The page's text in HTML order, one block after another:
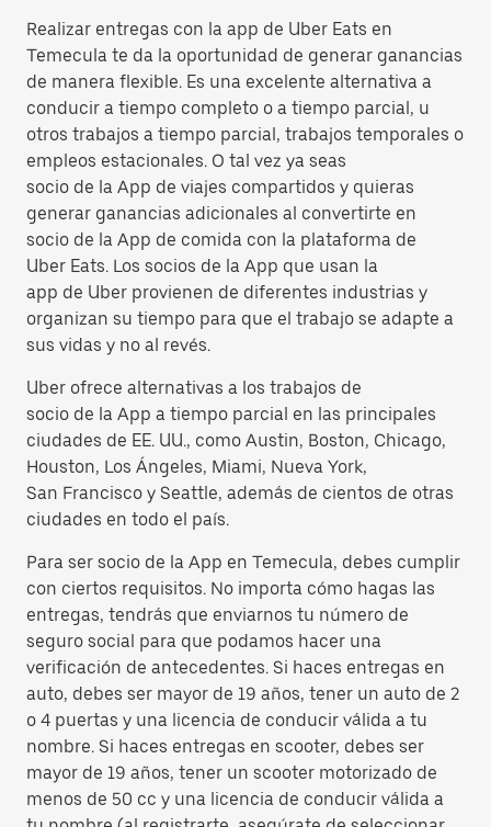
Realizar entregas con la app de Uber Eats en
Temecula te da la oportunidad de generar ganancias
de manera flexible. Es una excelente alternativa a
conducir a tiempo completo o a tiempo parcial, u
otros trabajos a tiempo parcial, trabajos temporales o
empleos estacionales. O tal vez ya seas
socio de la App de viajes compartidos y quieras
generar ganancias adicionales al convertirte en
socio de la App de comida con la plataforma de
Uber Eats. Los socios de la App que usan la
app de Uber provienen de diferentes industrias y
organizan su tiempo para que el trabajo se adapte a
sus vidas y no al revés.
Uber ofrece alternativas a los trabajos de
socio de la App a tiempo parcial en las principales
ciudades de EE. UU., como Austin, Boston, Chicago,
Houston, Los Ángeles, Miami, Nueva York,
San Francisco y Seattle, además de cientos de otras
ciudades en todo el país.
Para ser socio de la App en Temecula, debes cumplir
con ciertos requisitos. No importa cómo hagas las
entregas, tendrás que enviarnos tu número de
seguro social para que podamos hacer una
verificación de antecedentes. Si haces entregas en
auto, debes ser mayor de 19 años, tener un auto de 2
o 4 puertas y una licencia de conducir válida a tu
nombre. Si haces entregas en scooter, debes ser
mayor de 19 años, tener un scooter motorizado de
menos de 50 cc y una licencia de conducir válida a